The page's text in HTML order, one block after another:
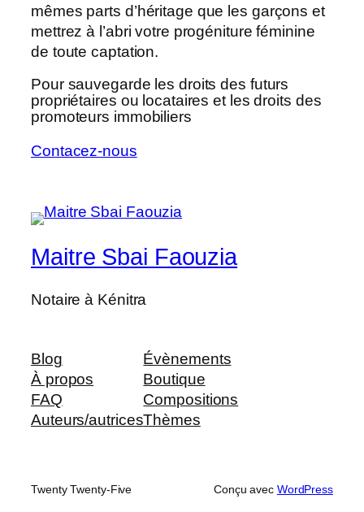
mêmes parts d’héritage que les garçons et
mettrez à l’abri votre progéniture féminine
de toute captation.
Pour sauvegarde les droits des futurs
propriétaires ou locataires et les droits des
promoteurs immobiliers
Contacez-nous
Maitre Sbai Faouzia
Notaire à Kénitra
Blog
À propos
FAQ
Auteurs/autrices
Évènements
Boutique
Compositions
Thèmes
Twenty Twenty-Five Conçu avec WordPress